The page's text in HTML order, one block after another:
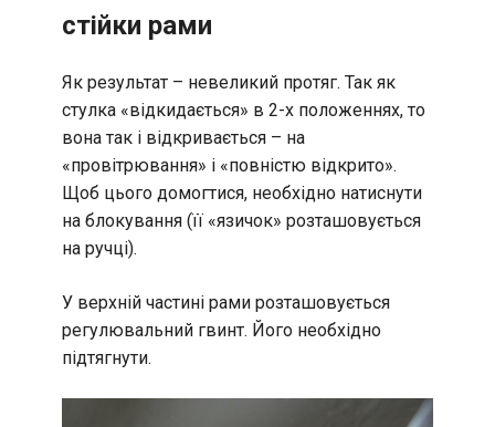
стійки рами
Як результат – невеликий протяг. Так як
стулка «відкидається» в 2-х положеннях, то
вона так і відкривається – на
«провітрювання» і «повністю відкрито».
Щоб цього домогтися, необхідно натиснути
на блокування (її «язичок» розташовується
на ручці).
У верхній частині рами розташовується
регулювальний гвинт. Його необхідно
підтягнути.